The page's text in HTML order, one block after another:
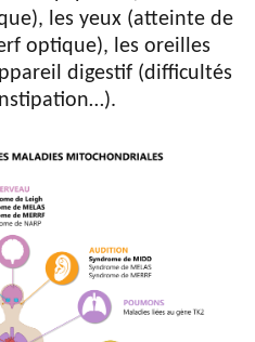
les yeux (atteinte de
optique), les oreilles
digestif (difficultés